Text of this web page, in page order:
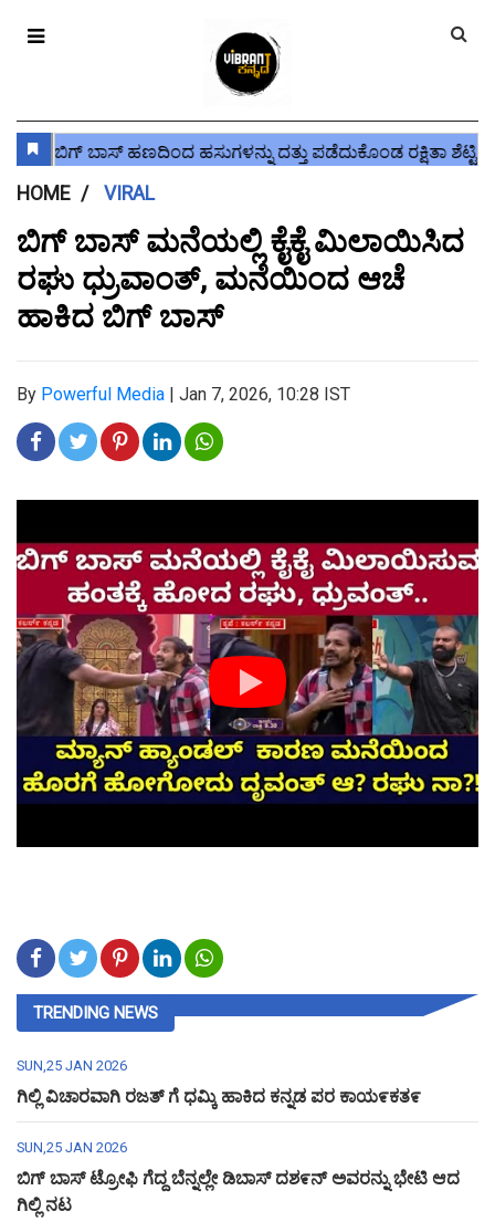
HOME VIRAL
ಬಿಗ್ ಬಾಸ್ ಮನೆಯಲ್ಲಿ ಕೈಕೈ ಮಿಲಾಯಿಸಿದ
ರಘು ಧ್ರುವಾಂತ್, ಮನೆಯಿಂದ ಆಚೆ
ಹಾಕಿದ ಬಿಗ್ ಬಾಸ್
By Powerful Media | Jan 7, 2026, 10:28 IST
TRENDING NEWS
SUN,25 JAN 2026
ಗಿಲ್ಲಿ ವಿಚಾರವಾಗಿ ರಜತ್ ಗೆ ಧಮ್ಕಿ ಹಾಕಿದ ಕನ್ನಡ ಪರ ಕಾಯ೯ಕತ೯
SUN,25 JAN 2026
ಬಿಗ್ ಬಾಸ್ ಟ್ರೋಫಿ ಗೆದ್ದ ಬೆನ್ನಲ್ಲೇ ಡಿಬಾಸ್ ದಶ೯ನ್ ಅವರನ್ನು ಭೇಟಿ ಆದ
ಗಿಲ್ಲಿ ನಟ